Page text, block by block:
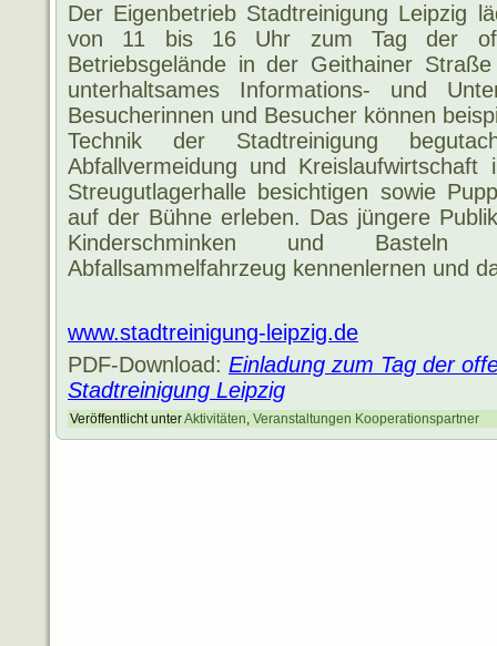
Der Eigenbetrieb Stadtreinigung Leipzig
von 11 bis 16 Uhr zum Tag der
Betriebsgelände in der Geithainer
unterhaltsames Informations- und
Besucherinnen und Besucher können
Technik der Stadtreinigung
Abfallvermeidung und
Streugutlagerhalle besichtigen sowie
auf der Bühne erleben. Das jüngere
Kinderschminken und
Abfallsammelfahrzeug kennenlernen und
.
www.stadtreinigung-leipzig.de
PDF-Download: Einladung zum Tag der
Stadtreinigung Leipzig
Veröffentlicht unterAktivitäten, Veranstaltungen Kooperationspartner